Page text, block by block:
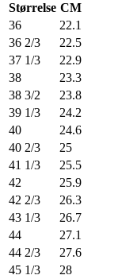
Størrelse CM
36
22.1
36 2/3
22.5
37 1/3
22.9
38
23.3
38 3/2
23.8
39 1/3
24.2
40
24.6
40 2/3
25
41 1/3
25.5
42
25.9
42 2/3
26.3
43 1/3
26.7
44
27.1
44 2/3
27.6
45 1/3
28